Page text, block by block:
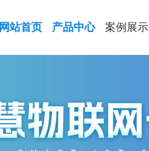
网站首页 产品中心 案例展示